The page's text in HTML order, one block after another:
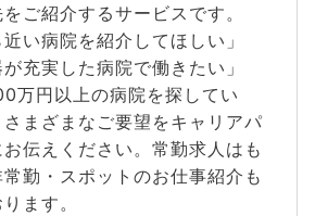
ご紹介するサービスです。
近い病院を紹介してほしい」
が充実した病院で働きたい」
万円以上の病院を探してい
さまざまなご要望をキャリアパ
伝えください。常勤求人はも
勤・スポットのお仕事紹介も
ます。